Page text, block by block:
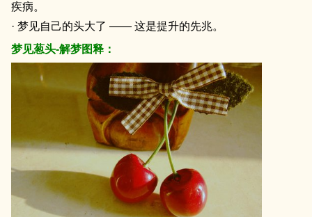
疾病。
· 梦见自己的头大了 —— 这是提升的先兆。
梦见葱头-解梦图释：